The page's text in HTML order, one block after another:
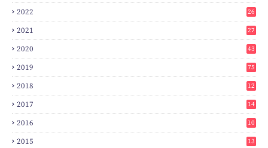
2022 26
2021 27
2020 43
2019 75
2018
12
8
2017
14
2016
10
3
2015
13